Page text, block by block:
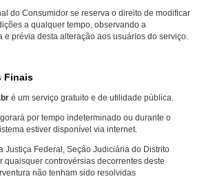
do Consumidor se reserva o direito de modificar
a qualquer tempo, observando a
e prévia desta alteração aos usuários do serviço.
Finais
é um serviço gratuito e de utilidade pública.
por tempo indeterminado ou durante o
estiver disponível via internet.
Justiça Federal, Seção Judiciária do Distrito
quaisquer controvérsias decorrentes deste
não tenham sido resolvidas